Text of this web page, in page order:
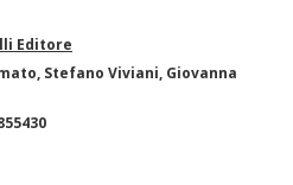
Editore
Stefano Viviani, Giovanna